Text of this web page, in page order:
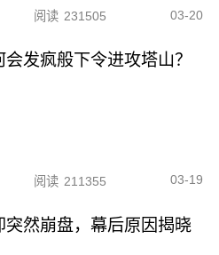
阅读 231505 03-20
发疯般下令进攻塔山？
阅读 211355 03-19
然崩盘，幕后原因揭晓